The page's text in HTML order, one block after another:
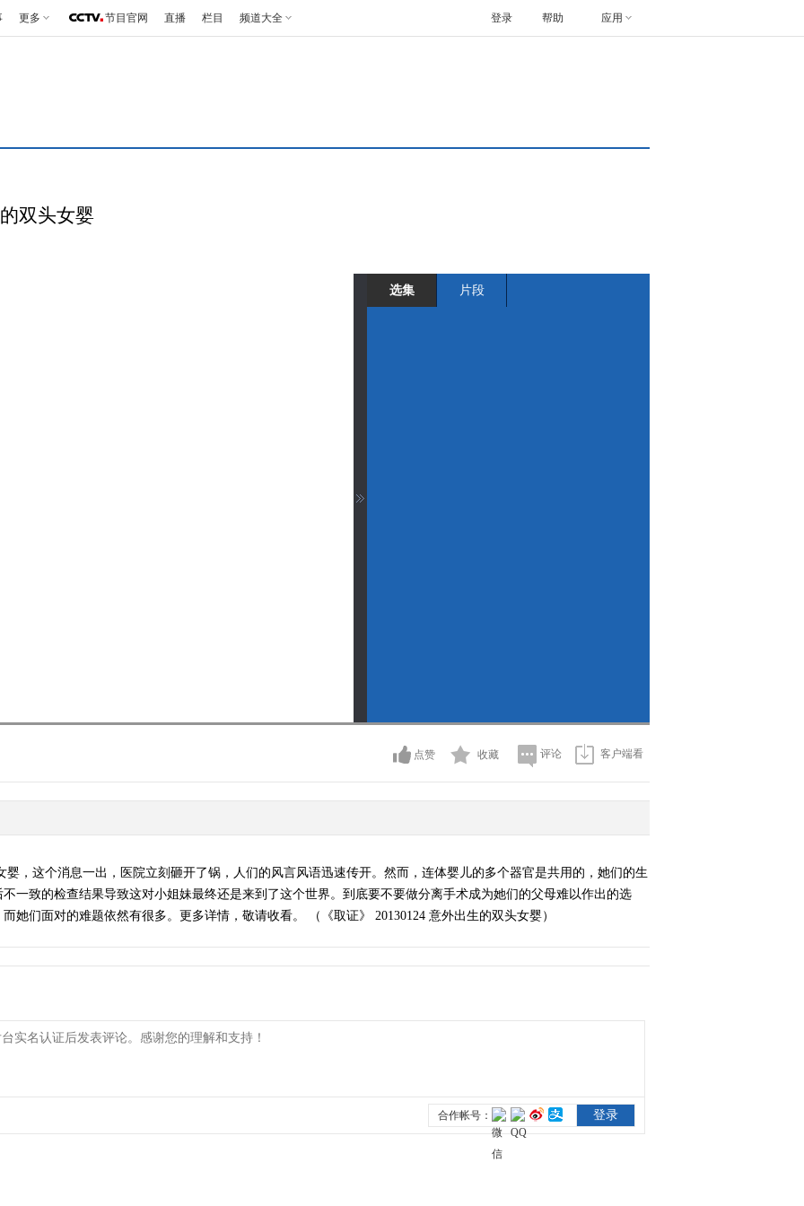
更多 节目官网 直播 栏目 频道大全 帮助 应用
登录
双头女婴
选集 片段
点赞 收藏 评论 客户端看
，这个消息一出，医院立刻砸开了锅，人们的风言风语迅速传开。然而，连体婴儿的多个器官是共用的，她们的生
一致的检查结果导致这对小姐妹最终还是来到了这个世界。到底要不要做分离手术成为她们的父母难以作出的选
她们面对的难题依然有很多。更多详情，敬请收看。 （《取证》 20130124 意外出生的双头女婴）